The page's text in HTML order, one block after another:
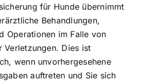
für Hunde übernimmt
Behandlungen,
Operationen im Falle von
Verletzungen. Dies ist
wenn unvorhergesehene
auftreten und Sie sich